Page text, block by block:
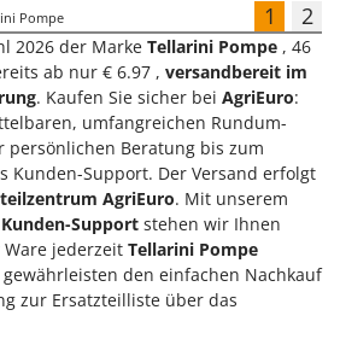
Pompe 1 2
2026 der Marke Tellarini Pompe , 46
ab nur € 6.97 , versandbereit im
. Kaufen Sie sicher bei AgriEuro:
umfangreichen Rundum-
persönlichen Beratung bis zum
Kunden-Support. Der Versand erfolgt
AgriEuro. Mit unserem
Kunden-Support stehen wir Ihnen
jederzeit Tellarini Pompe
den einfachen Nachkauf
zur Ersatzteilliste über das